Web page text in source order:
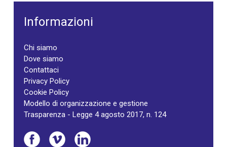
Informazioni
Chi siamo
Dove siamo
Contattaci
Privacy Policy
Cookie Policy
Modello di organizzazione e gestione
Trasparenza - Legge 4 agosto 2017, n. 124